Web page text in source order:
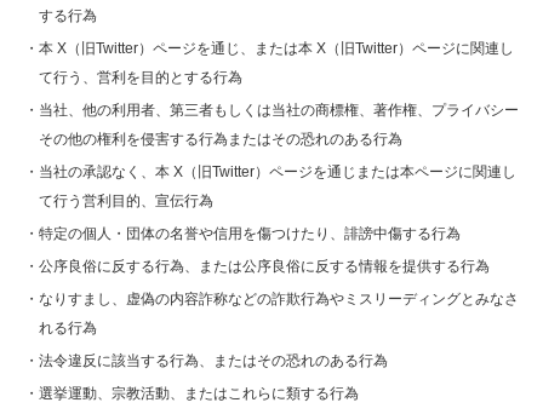
する行為
・本 X（旧Twitter）ページを通じ、または本 X（旧Twitter）ページに関連し
て行う、営利を目的とする行為
・当社、他の利用者、第三者もしくは当社の商標権、著作権、プライバシー
その他の権利を侵害する行為またはその恐れのある行為
・当社の承認なく、本 X（旧Twitter）ページを通じまたは本ページに関連し
て行う営利目的、宣伝行為
・特定の個人・団体の名誉や信用を傷つけたり、誹謗中傷する行為
・公序良俗に反する行為、または公序良俗に反する情報を提供する行為
・なりすまし、虚偽の内容詐称などの詐欺行為やミスリーディングとみなさ
れる行為
・法令違反に該当する行為、またはその恐れのある行為
・選挙運動、宗教活動、またはこれらに類する行為